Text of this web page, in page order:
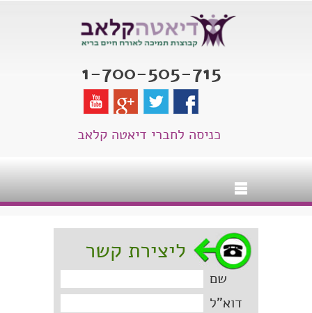
1-700-505-715
כניסה לחברי דיאטה קלאב
ליצירת קשר
שם
דוא"ל